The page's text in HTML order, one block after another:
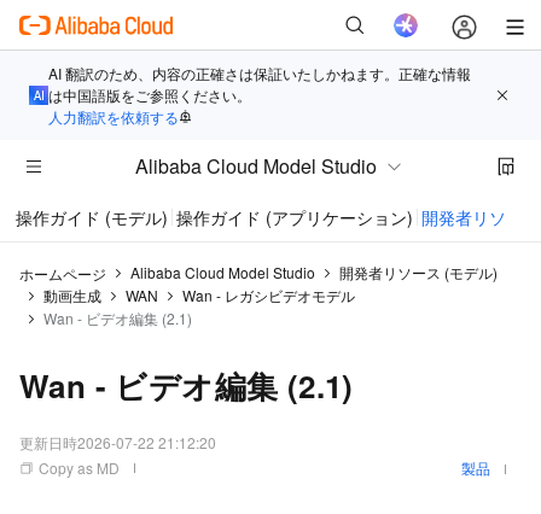
AI 翻訳のため、内容の正確さは保証いたしかねます。正確な情報
は中国語版をご参照ください。
人力翻訳を依頼する
Alibaba Cloud Model Studio
操作ガイド (モデル) 操作ガイド (アプリケーション) 開発者リソー
ホームページ Alibaba Cloud Model Studio
開発者リソース (モデル)
動画生成
WAN
Wan - レガシビデオモデル
Wan - ビデオ編集 (2.1)
Wan - ビデオ編集 (2.1)
更新日時2026-07-22 21:12:20
Copy as MD
製品